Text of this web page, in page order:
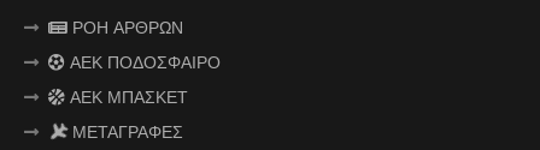
ΡΟΗ ΑΡΘΡΩΝ
ΑΕΚ ΠΟΔΟΣΦΑΙΡΟ
ΑΕΚ ΜΠΑΣΚΕΤ
ΜΕΤΑΓΡΑΦΕΣ